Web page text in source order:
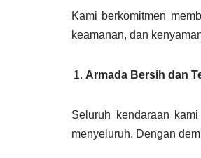
Kami berkomitmen
keamanan, dan
Armada Bersih dan
Seluruh kendaraan
menyeluruh. Dengan